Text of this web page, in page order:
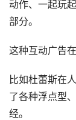
动作、一起玩
部分。
这种互动广告
比如杜蕾斯在
了各种浮点型
经。